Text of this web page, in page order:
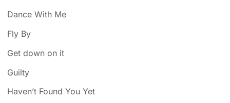
Dance With Me
Fly By
Get down on it
Guilty
Haven’t Found You Yet